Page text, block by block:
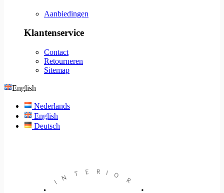
Aanbiedingen
Klantenservice
Contact
Retourneren
Sitemap
English
Nederlands
English
Deutsch